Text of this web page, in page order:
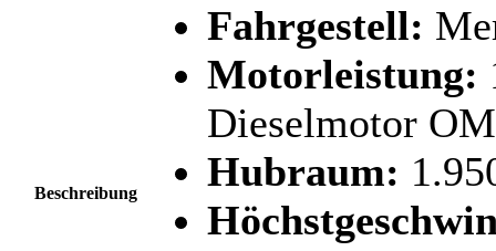
Beschreibung
Fahrgestell:
Motorleistung:
Dieselmotor
Hubraum: